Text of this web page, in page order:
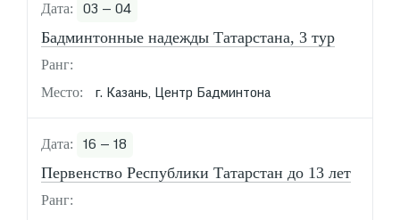
03 — 04
Бадминтонные надежды Татарстана, 3 тур
г. Казань, Центр Бадминтона
16 — 18
Первенство Республики Татарстан до 13 лет